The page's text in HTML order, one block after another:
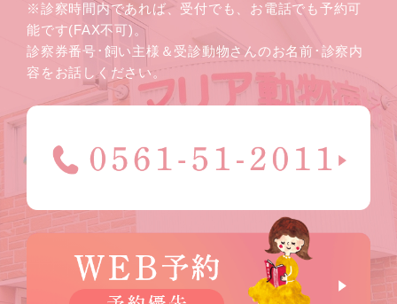
※診察時間内であれば、受付でも、お電話でも予約可
能です(FAX不可)。
診察券番号･飼い主様＆受診動物さんのお名前･診察内
容をお話しください。